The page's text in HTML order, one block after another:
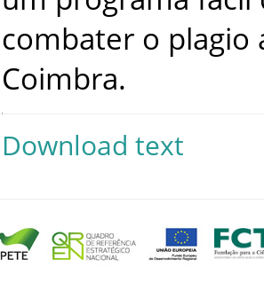
combater o plagio
Coimbra.
Download text